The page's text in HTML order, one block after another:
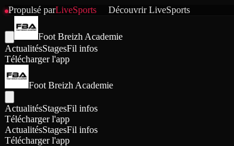
Propulsé parLiveSports DécouvrirLiveSports
Foot Breizh Academie
ActualitésStagesFil infos
Télécharger l'app
Foot Breizh Academie
ActualitésStagesFil infos
Télécharger l'app
ActualitésStagesFil infos
Télécharger l'app